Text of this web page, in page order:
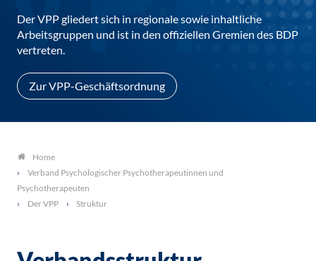
Der VPP gliedert sich in regionale sowie inhaltliche
Arbeitsgruppen und ist in den offiziellen Gremien des BDP
vertreten.
Zur VPP-Geschäftsordnung
Home
Verband Psychologischer Psychotherapeutinnen und
Psychotherapeuten
Der VPP
Struktur